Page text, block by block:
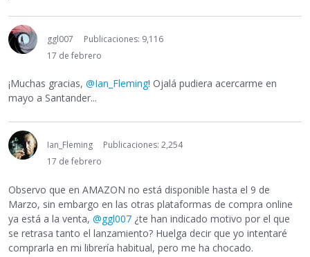
ggl007
Publicaciones: 9,116
17 de febrero
¡Muchas gracias, @Ian_Fleming! Ojalá pudiera acercarme en
mayo a Santander...
Ian_Fleming
Publicaciones: 2,254
17 de febrero
Observo que en AMAZON no está disponible hasta el 9 de
Marzo, sin embargo en las otras plataformas de compra online
ya está a la venta, @ggl007 ¿te han indicado motivo por el que
se retrasa tanto el lanzamiento? Huelga decir que yo intentaré
comprarla en mi librería habitual, pero me ha chocado.